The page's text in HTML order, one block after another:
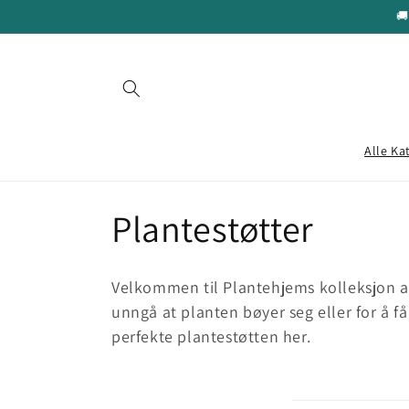
innholdet
Alle
S
a
m
Plantestøtter
Velkommen til Plantehjems kolleksjon
unngå at planten bøyer seg eller for å
perfekte plantestøtten her.